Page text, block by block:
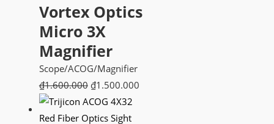
Vortex Optics
Micro 3X
Magnifier
Scope/ACOG/Magnifier
₫1.600.000 Giá
gốc
là:
₫1.500.000Giá